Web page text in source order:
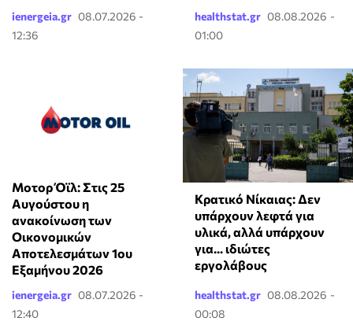
ienergeia.gr 08.07.2026 -
12:36
healthstat.gr 08.08.2026 -
01:00
Μοτορ Όϊλ: Στις 25
Αυγούστου η
ανακοίνωση των
Οικονομικών
Αποτελεσμάτων 1ου
Εξαμήνου 2026
ienergeia.gr 08.07.2026 -
12:40
Κρατικό Νίκαιας: Δεν
υπάρχουν λεφτά για
υλικά, αλλά υπάρχουν
για... ιδιώτες
εργολάβους
healthstat.gr 08.08.2026 -
00:08